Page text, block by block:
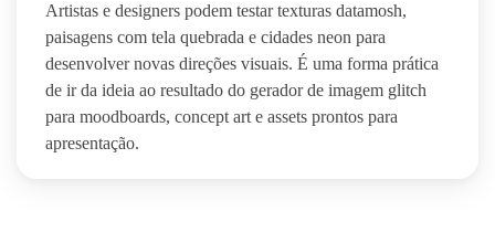
Artistas e designers podem testar texturas datamosh,
paisagens com tela quebrada e cidades neon para
desenvolver novas direções visuais. É uma forma prática
de ir da ideia ao resultado do gerador de imagem glitch
para moodboards, concept art e assets prontos para
apresentação.